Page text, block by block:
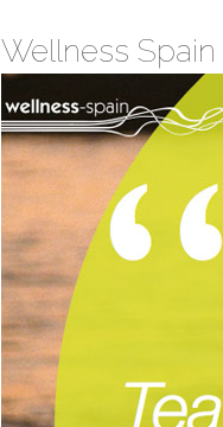
Wellness